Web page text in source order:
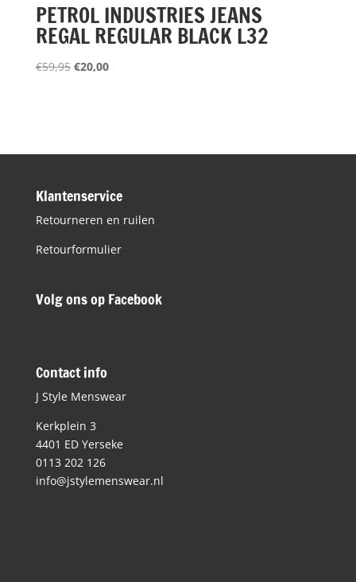
PETROL INDUSTRIES JEANS
REGAL REGULAR BLACK L32
€59,95 Oorspronkelijke
€20,00Huidige
Klantenservice
Retourneren en ruilen
Retourformulier
Volg ons op Facebook
Contact info
J Style Menswear
Kerkplein 3
4401 ED Yerseke
0113 202 126
info@jstylemenswear.nl